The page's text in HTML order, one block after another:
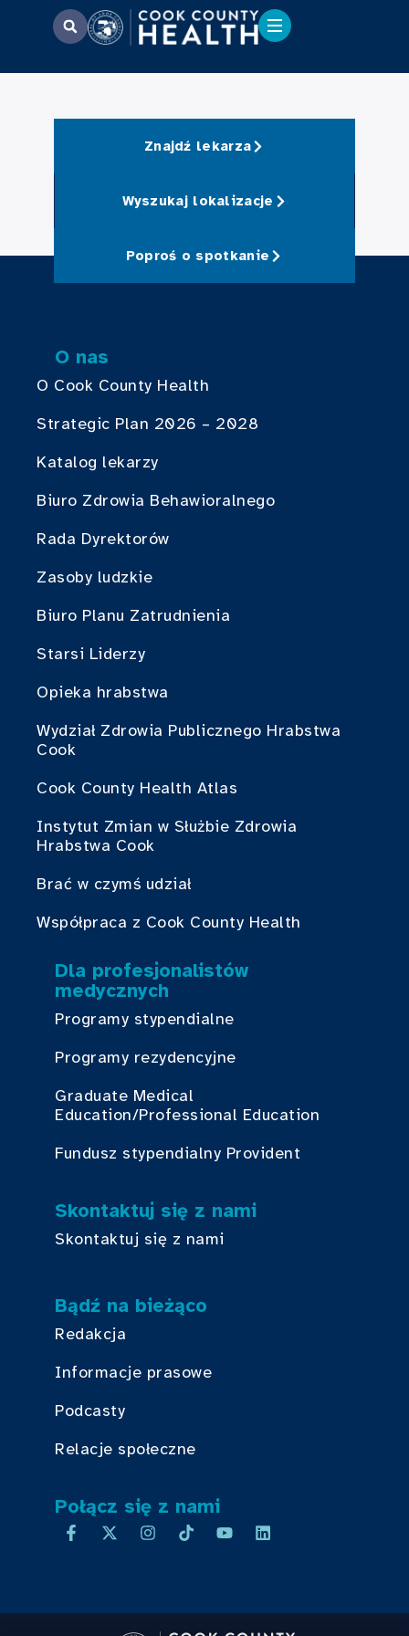
Znajdź lekarza
Wyszukaj lokalizacje
Poproś o spotkanie
O nas
O Cook County Health
Strategic Plan 2026 – 2028
Katalog lekarzy
Biuro Zdrowia Behawioralnego
Rada Dyrektorów
Zasoby ludzkie
Biuro Planu Zatrudnienia
Starsi Liderzy
Opieka hrabstwa
Wydział Zdrowia Publicznego Hrabstwa
Cook
Cook County Health Atlas
Instytut Zmian w Służbie Zdrowia
Hrabstwa Cook
Brać w czymś udział
Współpraca z Cook County Health
Dla profesjonalistów
medycznych
Programy stypendialne
Programy rezydencyjne
Graduate Medical
Education/Professional Education
Fundusz stypendialny Provident
Skontaktuj się z nami
Skontaktuj się z nami
Bądź na bieżąco
Redakcja
Informacje prasowe
Podcasty
Relacje społeczne
Połącz się z nami